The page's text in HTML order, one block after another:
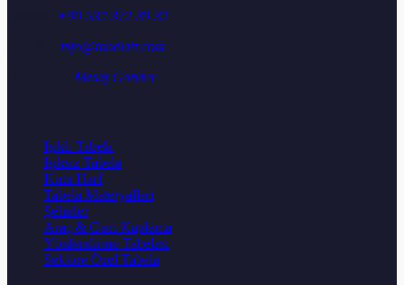
+90 532 372 39 32
info@tabelatr.com
Mesaj Gonder
Işıklı Tabela
Işıksız Tabela
Kutu Harf
Tabela Materyalleri
Şehirler
Araç & Cam Kaplama
Yönlendirme Tabelası
Sektöre Özel Tabela